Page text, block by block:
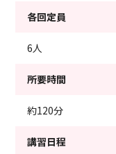
各回定員
6人
所要時間
約120分
講習日程